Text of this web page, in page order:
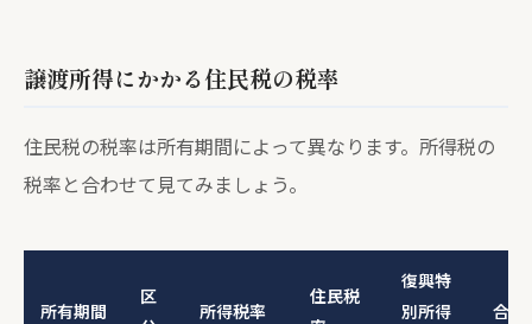
譲渡所得にかかる住民税の税率
住民税の税率は所有期間によって異なります。所得税の
税率と合わせて見てみましょう。
所有期間
区
所得税率
住民税
復興特
別所得
合計